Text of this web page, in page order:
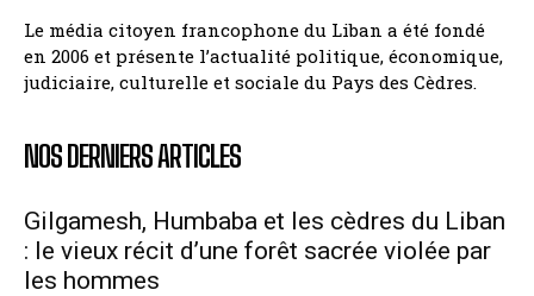
Le média citoyen francophone du Liban a été fondé
en 2006 et présente l’actualité politique, économique,
judiciaire, culturelle et sociale du Pays des Cèdres.
NOS DERNIERS ARTICLES
Gilgamesh, Humbaba et les cèdres du Liban
: le vieux récit d’une forêt sacrée violée par
les hommes